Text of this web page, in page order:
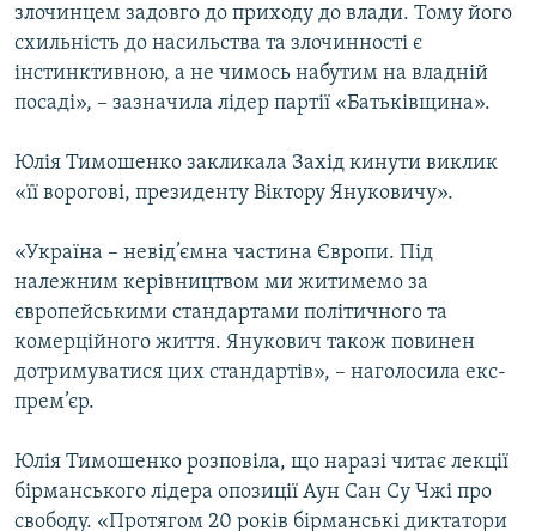
Усі сайти RFE/RL
злочинцем задовго до приходу до влади. Тому його
схильність до насильства та злочинності є
інстинктивною, а не чимось набутим на владній
посаді», – зазначила лідер партії «Батьківщина».
Юлія Тимошенко закликала Захід кинути виклик
«її ворогові, президенту Віктору Януковичу».
«Україна – невід’ємна частина Європи. Під
належним керівництвом ми житимемо за
європейськими стандартами політичного та
комерційного життя. Янукович також повинен
дотримуватися цих стандартів», – наголосила екс-
прем’єр.
Юлія Тимошенко розповіла, що наразі читає лекції
бірманського лідера опозиції Аун Сан Су Чжі про
свободу. «Протягом 20 років бірманські диктатори